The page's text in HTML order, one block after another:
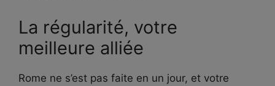
La régularité, votre
meilleure alliée
Rome ne s’est pas faite en un jour, et votre